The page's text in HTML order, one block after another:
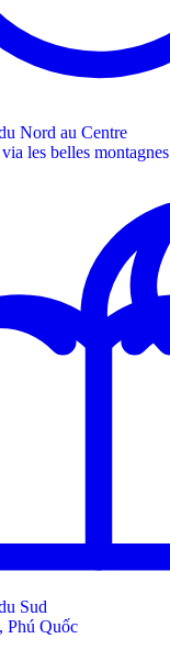
Nord au Centre
les belles montagnes
Sud
Phú Quốc